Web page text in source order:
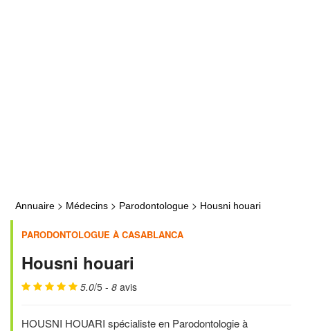
Annuaire > Médecins > Parodontologue > Housni houari
PARODONTOLOGUE À CASABLANCA
Housni houari
5.0/5 - 8 avis
HOUSNI HOUARI spécialiste en Parodontologie à